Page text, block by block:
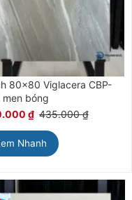
80×80 Viglacera CBP-
men bóng
₫ 435.000₫
Nhanh